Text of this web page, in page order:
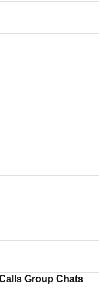
Viber Messenger - Free Video Calls Group Chats